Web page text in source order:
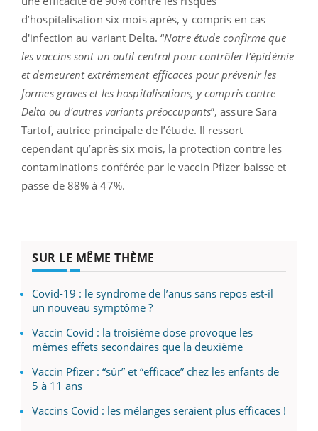
d’hospitalisation six mois après, y compris en cas
d'infection au variant Delta. “Notre étude confirme que
les vaccins sont un outil central pour contrôler l'épidémie
et demeurent extrêmement efficaces pour prévenir les
formes graves et les hospitalisations, y compris contre
Delta ou d'autres variants préoccupants”, assure Sara
Tartof, autrice principale de l’étude. Il ressort
cependant qu’après six mois, la protection contre les
contaminations conférée par le vaccin Pfizer baisse et
passe de 88% à 47%.
SUR LE MÊME THÈME
Covid-19 : le syndrome de l’anus sans repos est-il
un nouveau symptôme ?
Vaccin Covid : la troisième dose provoque les
mêmes effets secondaires que la deuxième
Vaccin Pfizer : “sûr” et “efficace” chez les enfants de
5 à 11 ans
Vaccins Covid : les mélanges seraient plus efficaces !